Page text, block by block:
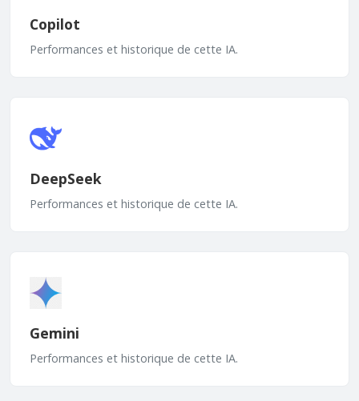
Copilot
Performances et historique de cette IA.
DeepSeek
Performances et historique de cette IA.
Gemini
Performances et historique de cette IA.